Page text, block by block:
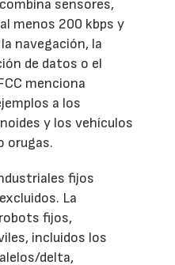
sensores,
menos 200 kbps y
navegación, la
de datos o el
menciona
a los
y los vehículos
orugas.
fijos
La
fijos,
incluidos los
delta,